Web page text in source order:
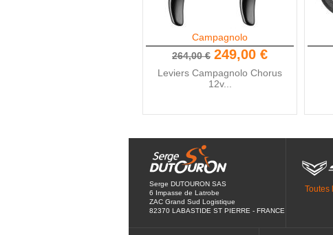
Campagnolo
264,00 € 249,00 €
Leviers Campagnolo Chorus
12v...
Serge DUTOURON SAS
6 Impasse de Latrobe
ZAC Grand Sud Logistique
82370 LABASTIDE ST PIERRE - FRANCE
Toutes